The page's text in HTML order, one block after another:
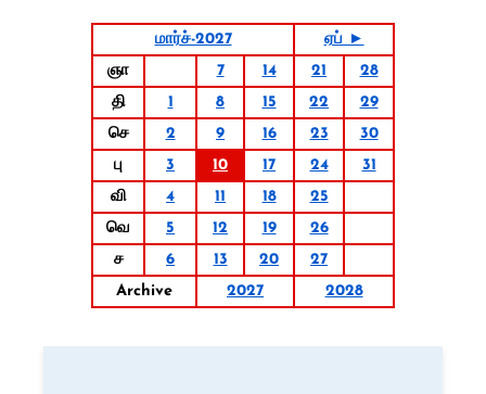
மார்ச்-2027
ஏப் ►
ஞா
7 14 21
28
தி
1 8 15 22
29
செ
2 9 16 23
30
பு
3 10 17 24
31
வி
4 11 18
25
வெ
5 12 19
26
ச
6 13 20
27
Archive
2027 2028